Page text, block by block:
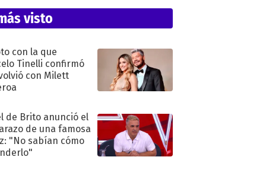
visto
con la que
Tinelli confirmó
con Milett
de Brito anunció el
de una famosa
"No sabían cómo